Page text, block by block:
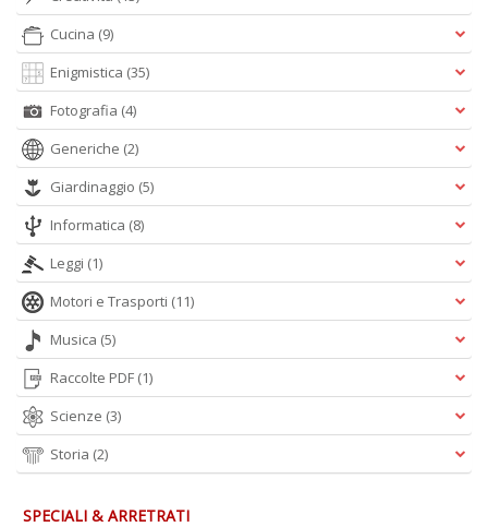
Cucina (9)
Enigmistica (35)
Fotografia (4)
Generiche (2)
Giardinaggio (5)
Informatica (8)
Leggi (1)
Motori e Trasporti (11)
Musica (5)
Raccolte PDF (1)
Scienze (3)
Storia (2)
SPECIALI & ARRETRATI